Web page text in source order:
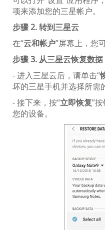
项来添加您的三星帐户。
步骤 2. 转到三星云
在“云和帐户”屏幕上，您
步骤 3. 从三星云恢复数据
- 进入三星云后，请单击“
坏的三星手机并选择所需
- 接下来，按“立即恢复”
您的设备。